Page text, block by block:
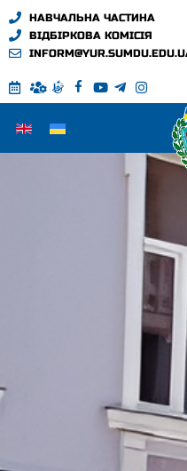
НАВЧАЛЬНА ЧАСТИНА
ВІДБІРКОВА КОМІСІЯ